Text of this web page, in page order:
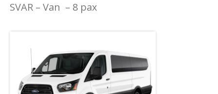
SVAR – Van – 8 pax